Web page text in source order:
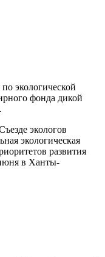
экологической
фонда дикой
экологов
экологическая
развития
в Ханты-